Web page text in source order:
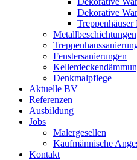
Dekorative
Metallbeschichtungen
Fenstersanierungen
Denkmalpflege
Aktuelle BV
Referenzen
Ausbildung
Jobs
Malergesellen
Kaufmännische
Kontakt